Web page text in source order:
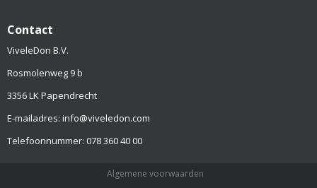
Contact
ViveleDon B.V.
Rosmolenweg 9 b
3356 LK Papendrecht
E-mailadres: info@viveledon.com
Telefoonnummer: 078 360 40 00
Algemene voorwaarden